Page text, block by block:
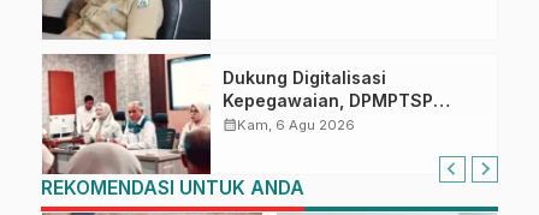
Dukung Digitalisasi
Kepegawaian, DPMPTSP
Sulbar Siap Terapkan Aplikasi
calendar_monthKam, 6 Agu 2026
REKOMENDASI UNTUK ANDA